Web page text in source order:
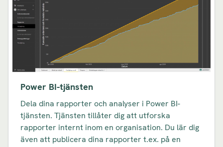
Power BI-tjänsten
Dela dina rapporter och analyser i Power BI-
tjänsten. Tjänsten tillåter dig att utforska
rapporter internt inom en organisation. Du lär dig
även att publicera dina rapporter t.ex. på en